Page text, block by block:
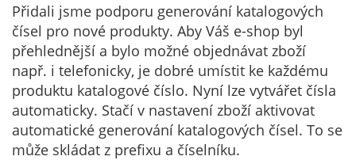
Přidali jsme podporu generování katalogových
čísel pro nové produkty. Aby Váš e-shop byl
přehlednější a bylo možné objednávat zboží
např. i telefonicky, je dobré umístit ke každému
produktu katalogové číslo. Nyní lze vytvářet čísla
automaticky. Stačí v nastavení zboží aktivovat
automatické generování katalogových čísel. To se
může skládat z prefixu a číselníku.